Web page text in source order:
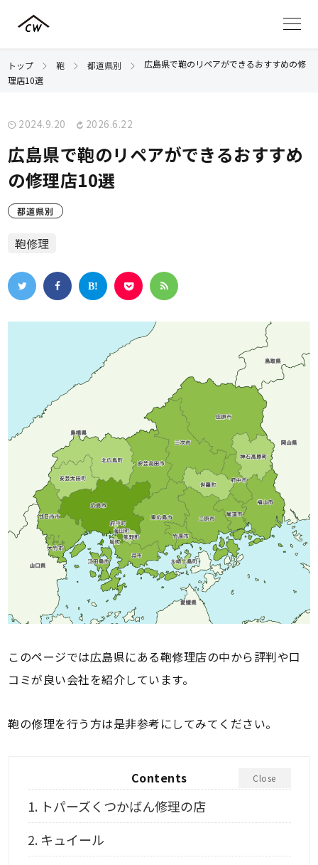
トップ 鞄 都道県別
広島県で鞄のリペアができるおすすめの修
理店10選
2024.9.20 2026.6.22
広島県で鞄のリペアができるおすすめ
の修理店10選
都道県別
鞄修理
このページでは広島県にある鞄修理店の中から評判や口
コミが良い会社を紹介しています。
鞄の修理を行う方は是非参考にしてみてください。
Contents Close
1.トパーズくつかばん修理の店
2.キュイール